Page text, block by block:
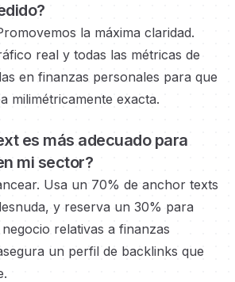
la máxima claridad.
real y todas las métricas de
en finanzas personales para que
milimétricamente exacta.
es más adecuado para
mi sector?
Usa un 70% de anchor texts
y reserva un 30% para
relativas a finanzas
un perfil de backlinks que